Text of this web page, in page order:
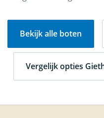
Bekijk alle boten
Vergelijk opties